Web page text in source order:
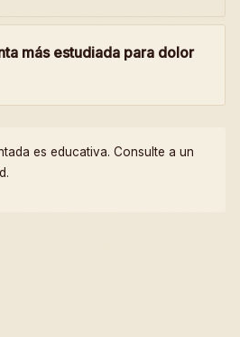
más estudiada para dolor
es educativa. Consulte a un